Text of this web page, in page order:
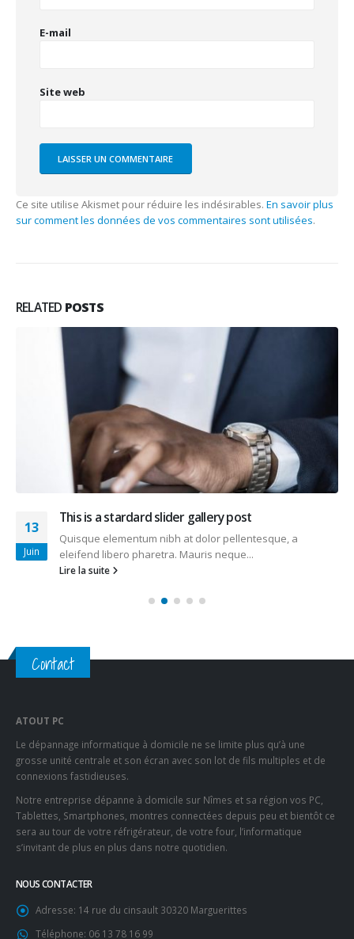
E-mail
Site web
Ce site utilise Akismet pour réduire les indésirables. En savoir plus
sur comment les données de vos commentaires sont utilisées.
RELATED POSTS
13
Juin
This is a stardard slider gallery post
Quisque elementum nibh at dolor pellentesque, a
eleifend libero pharetra. Mauris neque...
Lire la suite
Contact
ATOUT PC
Le dépannage informatique à domicile ne se limite plus qu’à une
grosse unité centrale et son écran avec son lot de fils multiples et de
connexions fastidieuses.
Notre entreprise dépanne à domicile sur Nîmes et sa région vos PC,
Tablettes, Smartphones, montres connectées depuis peu et bientôt ce
sera au tour de votre réfrigérateur, de votre four, l’informatique
s’invitant de plus en plus dans notre quotidien.
NOUS CONTACTER
Adresse: 14 rue du cinsault 30320 Marguerittes
Téléphone: 06 13 78 16 99